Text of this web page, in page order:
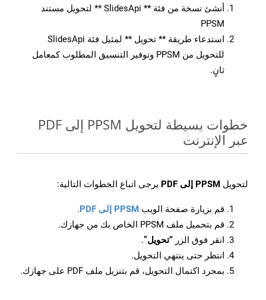
أنشئ نسخة من فئة ** SlidesApi ** لتحويل مستند
PPSM
استدعاء طريقة ** تحويل ** لمثيل فئة SlidesApi
للتحويل من PPSM وتوفير التنسيق المطلوب كمعامل
ثانٍ.
خطوات بسيطة لتحويل PPSM إلى PDF
عبر الإنترنت
لتحويل PPSM إلى PDF يرجى اتباع الخطوات التالية:
قم بزيارة صفحة الويب PPSM إلى PDF
.
قم بتحميل ملف PPSM الخاص بك من جهازك.
انقر فوق الزر “تحويل”.
انتظر حتى ينتهي التحويل.
بمجرد اكتمال التحويل، قم بتنزيل ملف PDF على جهازك.